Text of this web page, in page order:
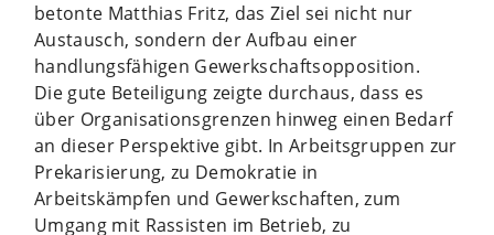
betonte Matthias Fritz, das Ziel sei nicht nur
Austausch, sondern der Aufbau einer
handlungsfähigen Gewerkschaftsopposition.
Die gute Beteiligung zeigte durchaus, dass es
über Organisationsgrenzen hinweg einen Bedarf
an dieser Perspektive gibt. In Arbeitsgruppen zur
Prekarisierung, zu Demokratie in
Arbeitskämpfen und Gewerkschaften, zum
Umgang mit Rassisten im Betrieb, zu